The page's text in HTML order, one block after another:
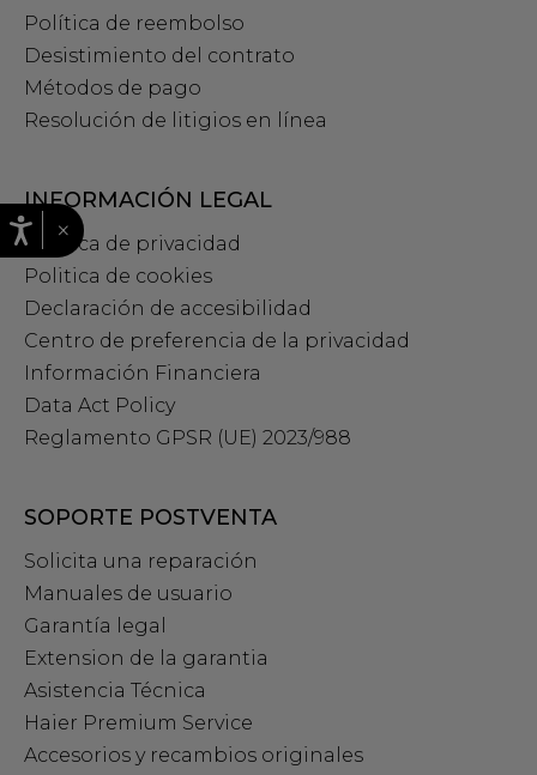
Política de reembolso
Desistimiento del contrato
Métodos de pago
Resolución de litigios en línea
INFORMACIÓN LEGAL
Política de privacidad
Politica de cookies
Declaración de accesibilidad
Centro de preferencia de la privacidad
Información Financiera
Data Act Policy
Reglamento GPSR (UE) 2023/988
SOPORTE POSTVENTA
Solicita una reparación
Manuales de usuario
Garantía legal
Extension de la garantia
Asistencia Técnica
Haier Premium Service
Accesorios y recambios originales
×